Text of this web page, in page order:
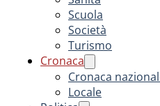
Scuola
Società
Turismo
Cronaca
Cronaca
Locale